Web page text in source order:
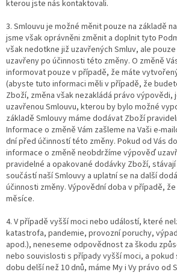
kterou jste nás kontaktovali.
3. Smlouvu je možné měnit pouze na základě
jsme však oprávněni změnit a doplnit tyto
však nedotkne již uzavřených Smluv, ale
uzavřeny po účinnosti této změny. O změně
informovat pouze v případě, že máte
(abyste tuto informaci měli v případě, že
Zboží, změna však nezakládá právo výpovědi,
uzavřenou Smlouvu, kterou by bylo možné
základě Smlouvy máme dodávat Zboží
Informace o změně Vám zašleme na Vaši e-
dní před účinností této změny. Pokud od Vás
informace o změně neobdržíme výpověď
pravidelné a opakované dodávky Zboží,
součástí naší Smlouvy a uplatní se na další
účinnosti změny. Výpovědní doba v případě,
měsíce.
4. V případě vyšší moci nebo událostí, které
katastrofa, pandemie, provozní poruchy,
apod.), neneseme odpovědnost za škodu
nebo souvislosti s případy vyšší moci, a
dobu delší než 10 dnů, máme My i Vy právo od